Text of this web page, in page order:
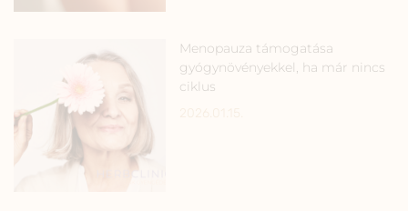
Menopauza támogatása
gyógynövényekkel, ha már nincs
ciklus